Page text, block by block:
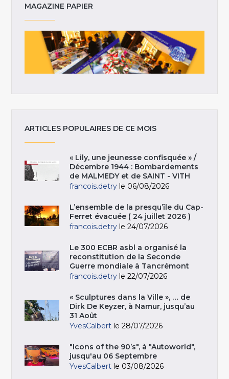
MAGAZINE PAPIER
ARTICLES POPULAIRES DE CE MOIS
« Lily, une jeunesse confisquée » /
Décembre 1944 : Bombardements
de MALMEDY et de SAINT - VITH
francois.detry le 06/08/2026
L’ensemble de la presqu’île du Cap-
Ferret évacuée ( 24 juillet 2026 )
francois.detry le 24/07/2026
Le 300 ECBR asbl a organisé la
reconstitution de la Seconde
Guerre mondiale à Tancrémont
francois.detry le 22/07/2026
« Sculptures dans la Ville », … de
Dirk De Keyzer, à Namur, jusqu’au
31 Août
YvesCalbert le 28/07/2026
"Icons of the 90’s", à "Autoworld",
jusqu'au 06 Septembre
YvesCalbert le 03/08/2026